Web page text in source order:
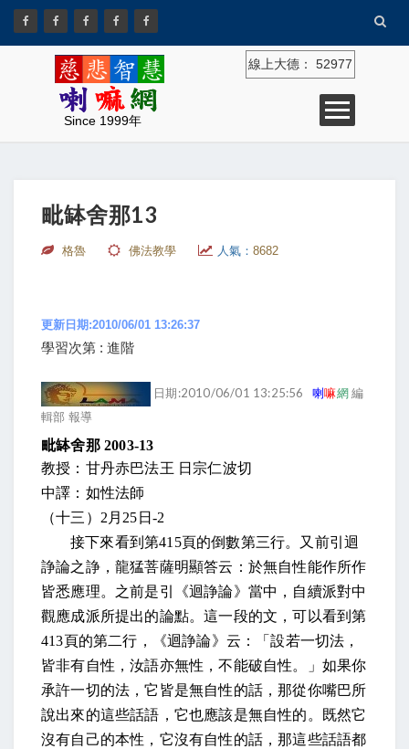
Since 1999年
線上大德： 52977
毗缽舍那13
格魯 佛法教學 人氣： 8682
更新日期:2010/06/01 13:26:37
學習次第 : 進階
日期:2010/06/01 13:25:56喇嘛網編
輯部 報導
毗缽舍那2003-13
教授：甘丹赤巴法王 日宗仁波切
中譯：如性法師
（十三） 2 月 25 日 -2
接下來看到第415頁的倒數第三行。又前引迴
諍論之諍，龍猛菩薩明顯答云：於無自性能作所作
皆悉應理。之前是引《迴諍論》當中，自續派對中
觀應成派所提出的論點。這一段的文，可以看到第
413頁的第二行，《迴諍論》云：「設若一切法，
皆非有自性，汝語亦無性，不能破自性。」如果你
承許一切的法，它皆是無自性的話，那從你嘴巴所
說出來的這些話語，它也應該是無自性的。既然它
沒有自己的本性，它沒有自性的話，那這些話語都